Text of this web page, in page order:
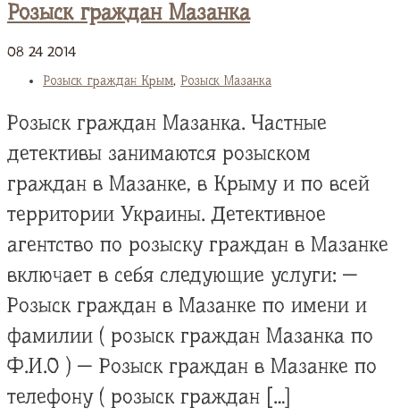
Розыск граждан Мазанка
08 24 2014
Розыск граждан Крым, Розыск Мазанка
Розыск граждан Мазанка. Частные
детективы занимаются розыском
граждан в Мазанке, в Крыму и по всей
территории Украины. Детективное
агентство по розыску граждан в Мазанке
включает в себя следующие услуги: —
Розыск граждан в Мазанке по имени и
фамилии ( розыск граждан Мазанка по
Ф.И.О ) — Розыск граждан в Мазанке по
телефону ( розыск граждан […]